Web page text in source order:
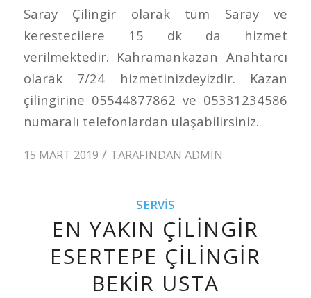
Saray Çilingir olarak tüm Saray ve
kerestecilere 15 dk da hizmet
verilmektedir. Kahramankazan Anahtarcı
olarak 7/24 hizmetinizdeyizdir. Kazan
çilingirine 05544877862 ve 05331234586
numaralı telefonlardan ulaşabilirsiniz.
15 MART 2019 / TARAFINDAN ADMIN
SERVIS
EN YAKIN ÇILINGIR
ESERTEPE ÇILINGIR
BEKIR USTA